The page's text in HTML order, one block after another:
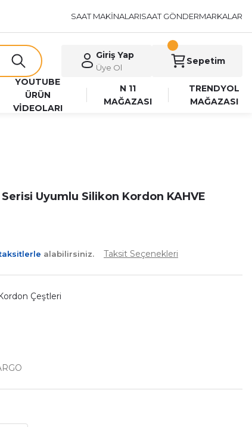
SAAT MAKİNALARISAAT GÖNDERMARKALAR
Giriş Yap
Üye Ol
Sepetim
YOUTUBE
ÜRÜN
VİDEOLARI
N 11
MAĞAZASI
TRENDYOL
MAĞAZASI
Uyumlu Silikon Kordon KAHVE
alabilirsiniz. Taksit Seçenekleri
Çeştleri